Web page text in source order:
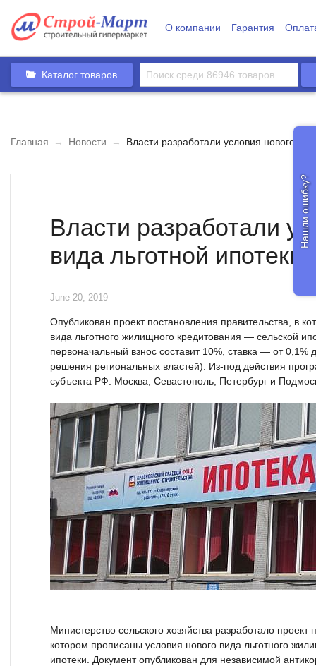
О компании Гарантия
Каталог товаров
Главная → Новости → Власти разработали условия нового
Власти разработали
вида льготной ипотеки
June 20, 2019
Опубликован проект постановления правительства, в
вида льготного жилищного кредитования — сельской
первоначальный взнос составит 10%, ставка — от 0,1%
решения региональных властей). Из-под действия
субъекта РФ: Москва, Севастополь, Петербург и
Министерство сельского хозяйства разработало проект
котором прописаны условия нового вида льготного
ипотеки. Документ опубликован для независимой
Нашли ошибку?